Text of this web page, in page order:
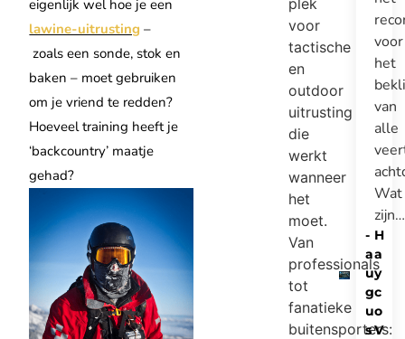
eigenlijk wel hoe je een
lawine-uitrusting –
zoals een sonde, stok en
baken – moet gebruiken
om je vriend te redden?
Hoeveel training heeft je
‘backcountry’ maatje
gehad?
voor
tactische
en
outdoor
uitrusting
die
werkt
wanneer
het
moet.
Van
professionals
tot
fanatieke
buitensporters:
voor
het
van
alle
Wat
zijn…
H
a
y
c
o
V
-
a
u
g
u
s